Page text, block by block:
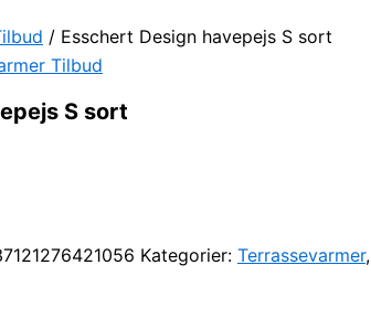
/ Esschert Design havepejs S sort
Tilbud
S sort
Kategorier: Terrassevarmer,